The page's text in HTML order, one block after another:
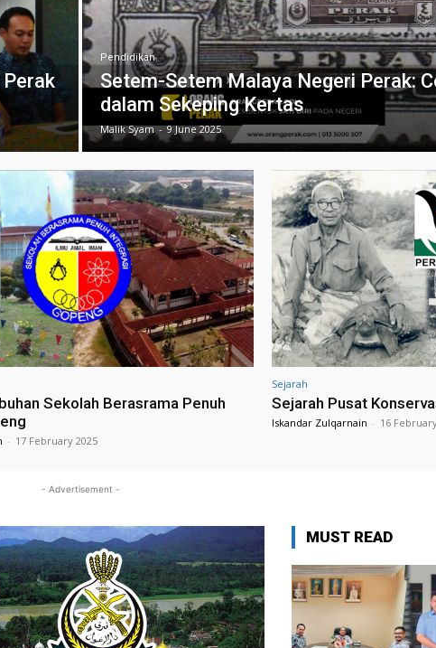
Pendidikan
Setem-Setem Malaya Negeri Perak:
dalam Sekeping Kertas
Malik Syam - 9 June 2025
Sekolah Berasrama Penuh
- 17 February 2025
Sejarah
Sejarah Pusat
Iskandar Zulqarnain - 16
- Advertisement -
MUST READ